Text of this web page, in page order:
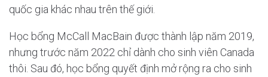
quốc gia khác nhau trên thế giới.
Học bổng McCall MacBain được thành lập năm 2019,
nhưng trước năm 2022 chỉ dành cho sinh viên Canada
thôi. Sau đó, học bổng quyết định mở rộng ra cho sinh